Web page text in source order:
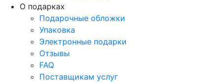
О подарках
Подарочные обложки
Упаковка
Электронные подарки
Отзывы
FAQ
Поставщикам услуг